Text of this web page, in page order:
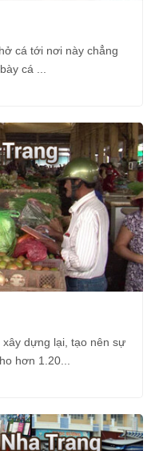
cá tới nơi này chẳng
cá ...
dựng lại, tạo nên sự
hơn 1.20...